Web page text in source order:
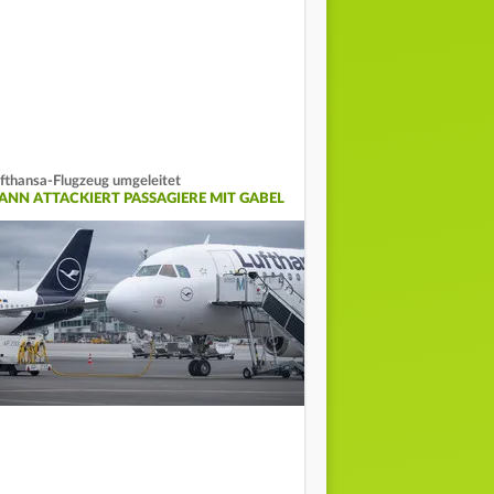
Flugzeug umgeleitet
ATTACKIERT PASSAGIERE MIT GABEL